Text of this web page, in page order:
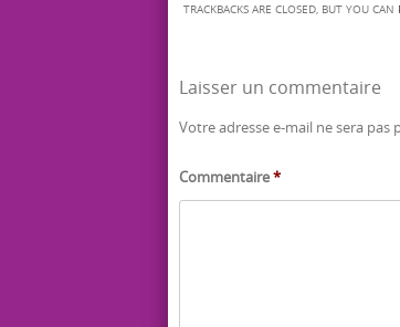
TRACKBACKS ARE CLOSED, BUT YOU CAN
Laisser un commentaire
Votre adresse e-mail ne sera pas
Commentaire*